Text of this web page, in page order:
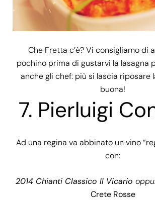
Che Fretta c’è? Vi consigliamo di
pochino prima di gustarvi la lasagna
anche gli chef: più si lascia riposare
buona!
7. Pierluigi
Ad una regina va abbinato un vino
con:
2014 Chianti Classico Il Vicario
Crete Rosse